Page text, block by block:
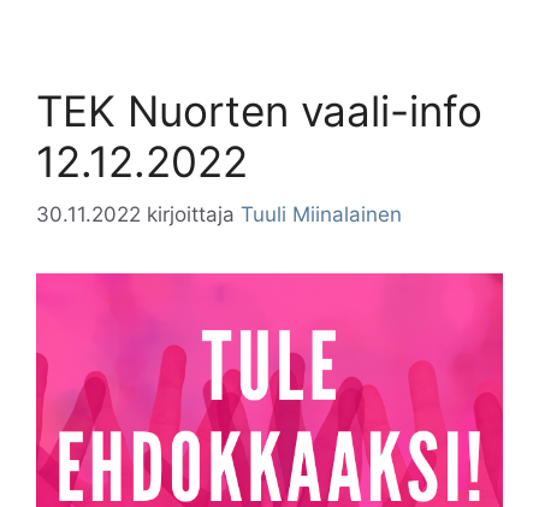
TEK Nuorten vaali-info
12.12.2022
30.11.2022 kirjoittaja Tuuli Miinalainen